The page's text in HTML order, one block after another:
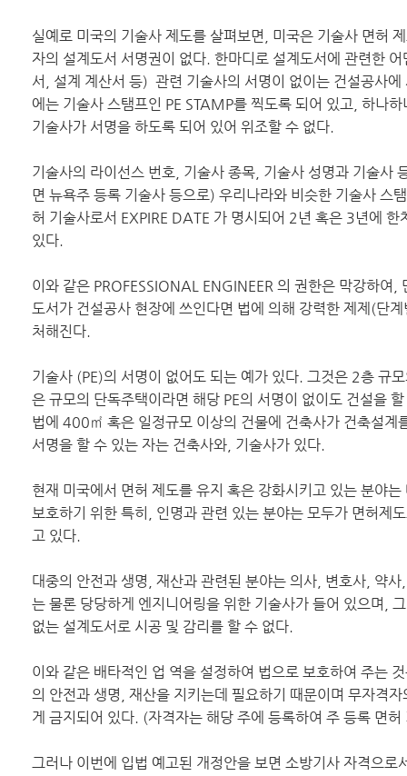
실예로 미국의 기술사 제도를 살펴보면, 미국은 기술사 면허
자의 설계도서 서명권이 없다. 한마디로 설계도서에 관련한
서, 설계 계산서 등) 관련 기술사의 서명이 없이는 건설공사
에는 기술사 스탬프인 PE STAMP를 찍도록 되어 있고, 하나
기술사가 서명을 하도록 되어 있어 위조할 수 없다.
기술사의 라이선스 번호, 기술사 종목, 기술사 성명과 기술사
면 뉴욕주 등록 기술사 등으로) 우리나라와 비슷한 기술사 스
허 기술사로서 EXPIRE DATE 가 명시되어 2년 혹은 3년에 한
있다.
이와 같은 PROFESSIONAL ENGINEER 의 권한은 막강하여,
도서가 건설공사 현장에 쓰인다면 법에 의해 강력한 제제(단
처해진다.
기술사 (PE)의 서명이 없어도 되는 예가 있다. 그것은 2층 규
은 규모의 단독주택이라면 해당 PE의 서명이 없이도 건설을
법에 400㎡ 혹은 일정규모 이상의 건물에 건축사가 건축설계
서명을 할 수 있는 자는 건축사와, 기술사가 있다.
현재 미국에서 면허 제도를 유지 혹은 강화시키고 있는 분야
보호하기 위한 특히, 인명과 관련 있는 분야는 모두가 면허제
고 있다.
대중의 안전과 생명, 재산과 관련된 분야는 의사, 변호사, 약
는 물론 당당하게 엔지니어링을 위한 기술사가 들어 있으며,
없는 설계도서로 시공 및 감리를 할 수 없다.
이와 같은 배타적인 업 역을 설정하여 법으로 보호하여 주는
의 안전과 생명, 재산을 지키는데 필요하기 때문이며 무자격
게 금지되어 있다. (자격자는 해당 주에 등록하여 주 등록 면
그러나 이번에 입법 예고된 개정안을 보면 소방기사 자격으로